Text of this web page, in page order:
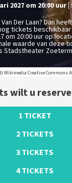
2027 om 20:00uur |
Der Laan? Dan
tickets beschikbaar
om 20:00 uur op
waarde van deze
Stadstheater
Wikimedia Creative
wilt u
1 TICKET
2 TICKETS
3 TICKETS
4 TICKETS